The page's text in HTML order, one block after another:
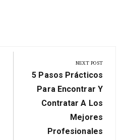
NEXT POST
Next
Post:
5 Pasos Prácticos
Para Encontrar Y
Contratar A Los
Mejores
Profesionales